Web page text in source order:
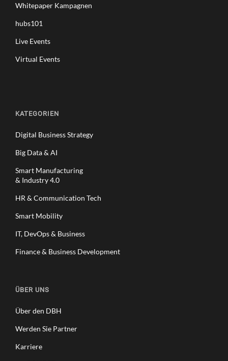
Whitepaper Kampagnen
hubs101
Live Events
Virtual Events
KATEGORIEN
Digital Business Strategy
Big Data & AI
Smart Manufacturing
& Industry 4.0
HR & Communication Tech
Smart Mobility
IT, DevOps & Business
Finance & Business Development
ÜBER UNS
Über den DBH
Werden Sie Partner
Karriere